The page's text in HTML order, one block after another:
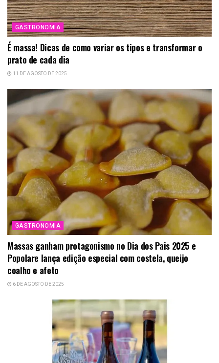
GASTRONOMIA
É massa! Dicas de como variar os tipos e transformar o
prato de cada dia
11 DE AGOSTO DE 2025
GASTRONOMIA
Massas ganham protagonismo no Dia dos Pais 2025 e
Popolare lança edição especial com costela, queijo
coalho e afeto
6 DE AGOSTO DE 2025